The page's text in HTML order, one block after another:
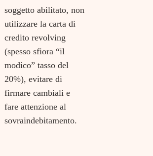
soggetto abilitato, non
utilizzare la carta di
credito revolving
(spesso sfiora “il
modico” tasso del
20%), evitare di
firmare cambiali e
fare attenzione al
sovraindebitamento.